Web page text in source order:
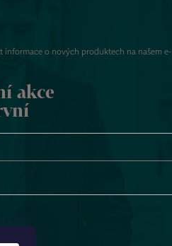
informace o nových produktech na našem e-
akce